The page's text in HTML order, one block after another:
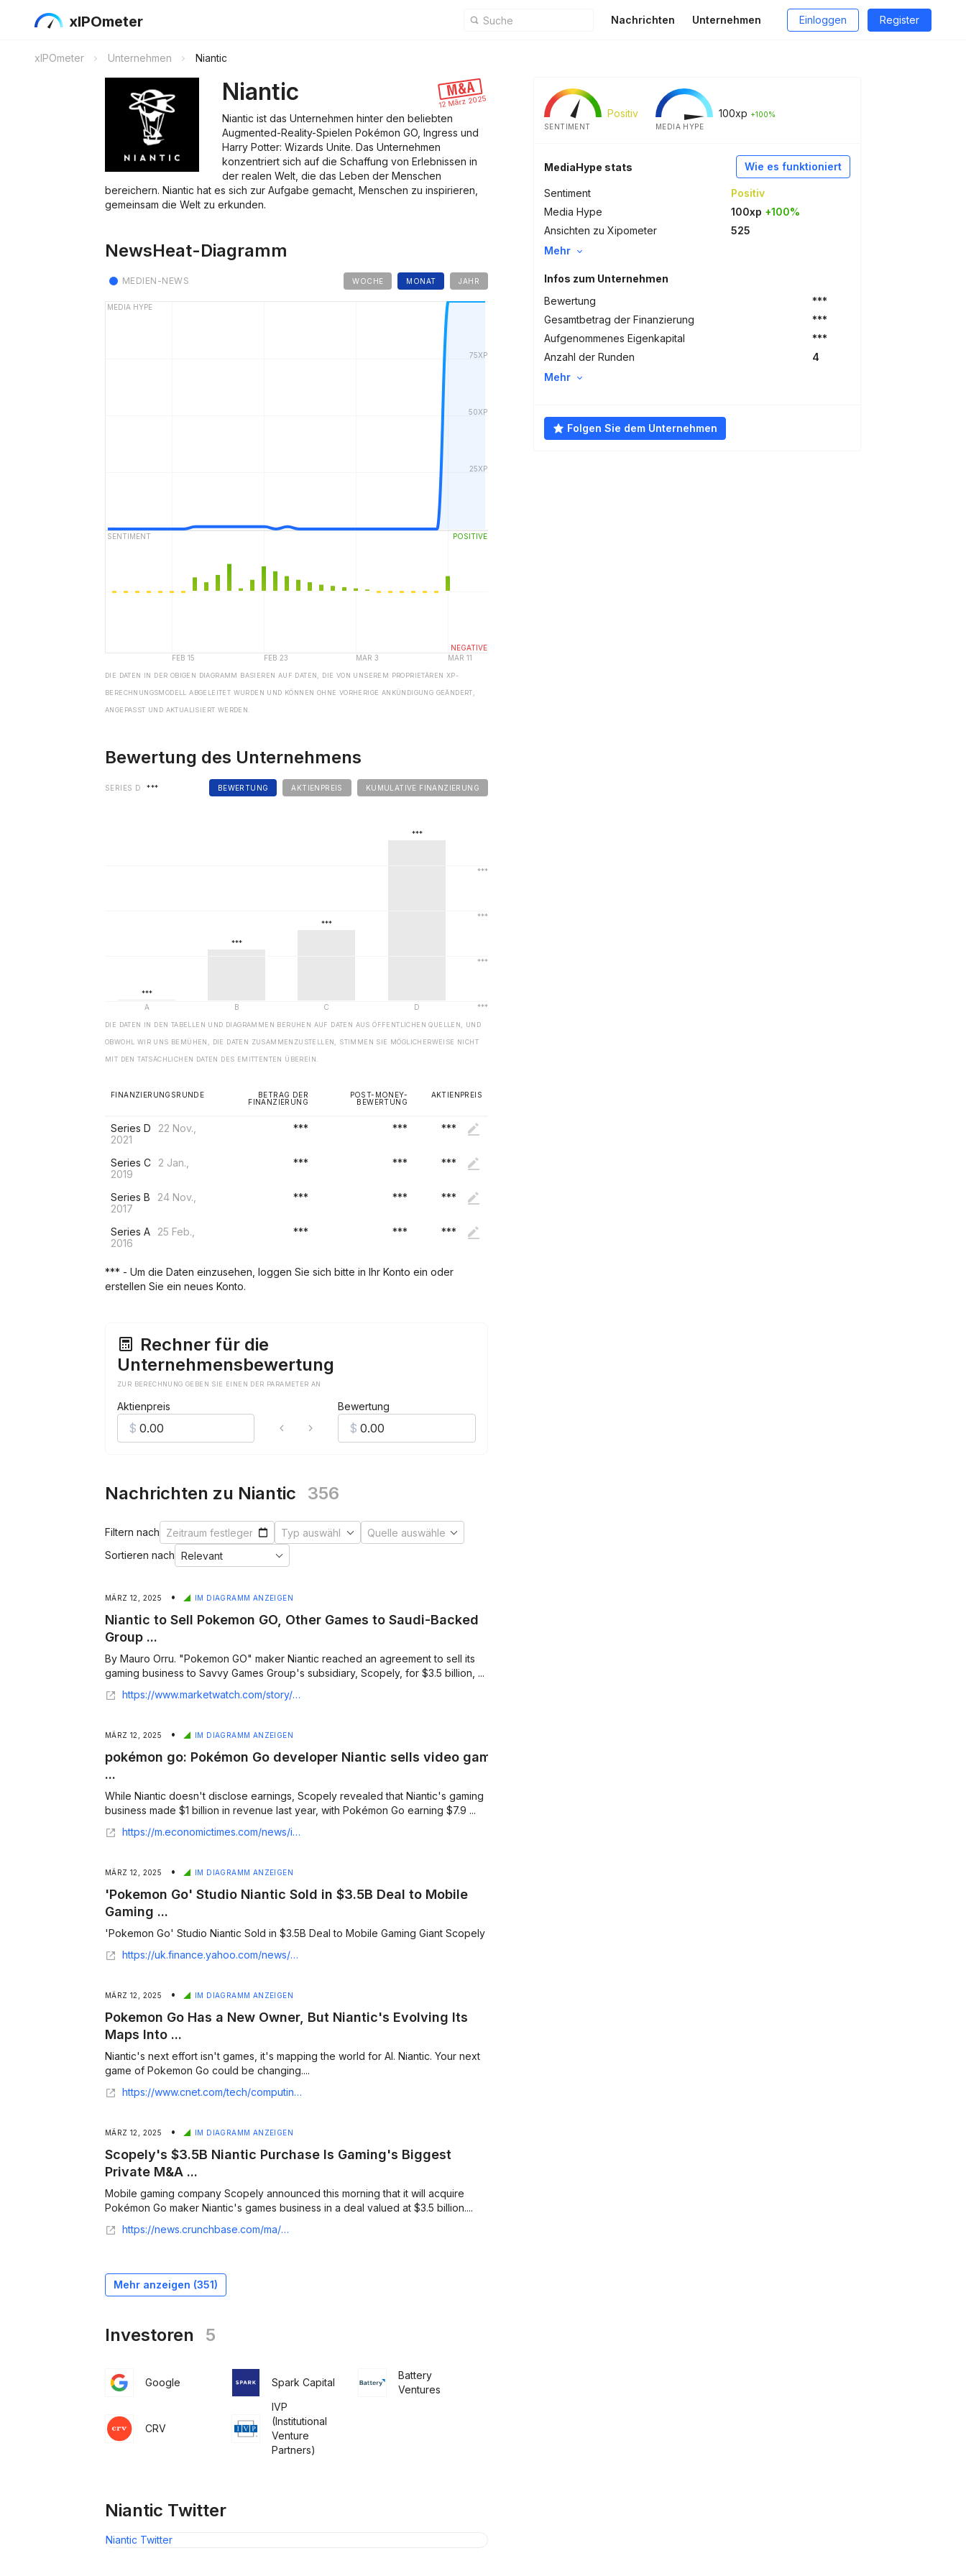
xIPOmeter Nachrichten Unternehmen Einloggen Register
xIPOmeter Unternehmen Niantic
12 März 2025
Niantic
Niantic ist das Unternehmen hinter den beliebten
Augmented-Reality-Spielen Pokémon GO, Ingress und
Harry Potter: Wizards Unite. Das Unternehmen
konzentriert sich auf die Schaffung von Erlebnissen in
der realen Welt, die das Leben der Menschen
bereichern. Niantic hat es sich zur Aufgabe gemacht, Menschen zu inspirieren,
gemeinsam die Welt zu erkunden.
Positiv
SENTIMENT
100xp +100%
MEDIA HYPE
Wie es funktioniert
MediaHype stats
Sentiment
Positiv
Media Hype
100xp +100%
Ansichten zu Xipometer
525
Mehr
Infos zum Unternehmen
Bewertung
***
Gesamtbetrag der Finanzierung
***
Aufgenommenes Eigenkapital
***
Anzahl der Runden
4
Mehr
Folgen Sie dem Unternehmen
NewsHeat-Diagramm
WOCHE MONAT JAHR
MEDIEN-NEWS
DIE DATEN IN DER OBIGEN DIAGRAMM BASIEREN AUF DATEN, DIE VON UNSEREM PROPRIETÄREN XP-
BERECHNUNGSMODELL ABGELEITET WURDEN UND KÖNNEN OHNE VORHERIGE ANKÜNDIGUNG GEÄNDERT,
ANGEPASST UND AKTUALISIERT WERDEN.
Bewertung des Unternehmens
BEWERTUNG AKTIENPREIS KUMULATIVE FINANZIERUNG
SERIES D ***
DIE DATEN IN DEN TABELLEN UND DIAGRAMMEN BERUHEN AUF DATEN AUS ÖFFENTLICHEN QUELLEN, UND
OBWOHL WIR UNS BEMÜHEN, DIE DATEN ZUSAMMENZUSTELLEN, STIMMEN SIE MÖGLICHERWEISE NICHT
MIT DEN TATSÄCHLICHEN DATEN DES EMITTENTEN ÜBEREIN.
FINANZIERUNGSRUNDE
BETRAG DER
FINANZIERUNG
POST-MONEY-
BEWERTUNG
AKTIENPREIS
Series D
22 Nov.,
2021
*** *** ***
Series C
2 Jan.,
2019
*** *** ***
Series B
24 Nov.,
2017
*** *** ***
Series A
25 Feb.,
2016
*** *** ***
*** - Um die Daten einzusehen, loggen Sie sich bitte in Ihr Konto ein oder
erstellen Sie ein neues Konto.
Rechner für die
Unternehmensbewertung
ZUR BERECHNUNG GEBEN SIE EINEN DER PARAMETER AN
Aktienpreis Bewertung
Nachrichten zu Niantic 356
Filtern nach
Sortieren nach
MÄRZ 12, 2025 • IM DIAGRAMM ANZEIGEN
Niantic to Sell Pokemon GO, Other Games to Saudi-Backed
Group ...
By Mauro Orru. "Pokemon GO" maker Niantic reached an agreement to sell its
gaming business to Savvy Games Group's subsidiary, Scopely, for $3.5 billion, ...
https://www.marketwatch.com/story/niantic-to-sell-pokemon-go-other-games-to-saudi-backed-group-in-3-5-billion-deal-update-0c603c5a?mod=markets
MÄRZ 12, 2025 • IM DIAGRAMM ANZEIGEN
pokémon go: Pokémon Go developer Niantic sells video game
...
While Niantic doesn't disclose earnings, Scopely revealed that Niantic's gaming
business made $1 billion in revenue last year, with Pokémon Go earning $7.9 ...
https://m.economictimes.com/news/international/us/pokmon-go-developer-niantic-sells-video-game-division-to-saudi-group-scopely-for-3-5-billion/articleshow/118943375.cms
MÄRZ 12, 2025 • IM DIAGRAMM ANZEIGEN
'Pokemon Go' Studio Niantic Sold in $3.5B Deal to Mobile
Gaming ...
'Pokemon Go' Studio Niantic Sold in $3.5B Deal to Mobile Gaming Giant Scopely ...
https://uk.finance.yahoo.com/news/pokemon-studio-niantic-sold-3-120000486.html
MÄRZ 12, 2025 • IM DIAGRAMM ANZEIGEN
Pokemon Go Has a New Owner, But Niantic's Evolving Its
Maps Into ...
Niantic's next effort isn't games, it's mapping the world for AI. Niantic. Your next
game of Pokemon Go could be changing....
https://www.cnet.com/tech/computing/pokemon-go-has-a-new-owner-but-niantics-evolving-its-maps-into-a-way-to-evolve-ai-and-ar/
MÄRZ 12, 2025 • IM DIAGRAMM ANZEIGEN
Scopely's $3.5B Niantic Purchase Is Gaming's Biggest
Private M&A ...
Mobile gaming company Scopely announced this morning that it will acquire
Pokémon Go maker Niantic's games business in a deal valued at $3.5 billion....
https://news.crunchbase.com/ma/scopely-acquires-niantic-gaming/
Mehr anzeigen (351)
Investoren 5
Google Spark Capital
Battery
Ventures
CRV
IVP
(Institutional
Venture
Partners)
Niantic Twitter
Niantic Twitter